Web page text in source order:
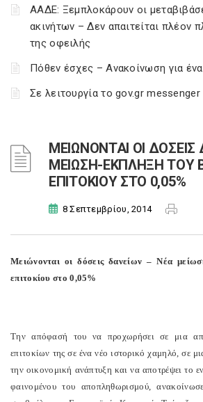
ΑΑΔΕ: Ξεμπλοκάρουν οι
ακινήτων – Δεν απαιτείται πλέον
της οφειλής
Πόθεν έσχες – Ανακοίνωση για
Σε λειτουργία το gov.gr messenger
ΜΕΙΩΝΟΝΤΑΙ ΟΙ
ΜΕΙΩΣΗ-ΕΚΠΛΗΞΗ ΤΟΥ
ΕΠΙΤΟΚΙΟΥ ΣΤΟ 0,05%
8 Σεπτεμβρίου, 2014
Μειώνονται οι δόσεις δανείων – Νέα
επιτοκίου στο 0,05%
Την απόφασή του να προχωρήσει σε μια
επιτοκίων της σε ένα νέο ιστορικό χαμηλό, σε
την οικονομική ανάπτυξη και να αποτρέψει το
φαινομένου του αποπληθωρισμού,